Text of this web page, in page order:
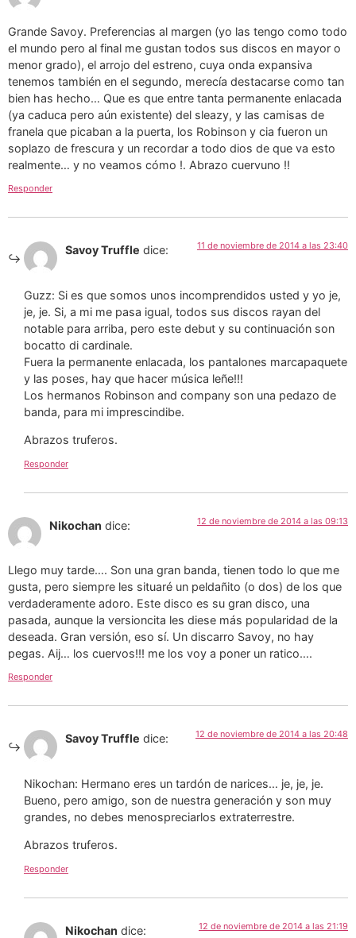
Grande Savoy. Preferencias al margen (yo las tengo como todo
el mundo pero al final me gustan todos sus discos en mayor o
menor grado), el arrojo del estreno, cuya onda expansiva
tenemos también en el segundo, merecía destacarse como tan
bien has hecho… Que es que entre tanta permanente enlacada
(ya caduca pero aún existente) del sleazy, y las camisas de
franela que picaban a la puerta, los Robinson y cia fueron un
soplazo de frescura y un recordar a todo dios de que va esto
realmente… y no veamos cómo !. Abrazo cuervuno !!
Responder
Savoy Truffle dice: 11 de noviembre de 2014 a las 23:40
Guzz: Si es que somos unos incomprendidos usted y yo je,
je, je. Si, a mi me pasa igual, todos sus discos rayan del
notable para arriba, pero este debut y su continuación son
bocatto di cardinale.
Fuera la permanente enlacada, los pantalones marcapaquete
y las poses, hay que hacer música leñe!!!
Los hermanos Robinson and company son una pedazo de
banda, para mi imprescindibe.
Abrazos truferos.
Responder
Nikochan dice: 12 de noviembre de 2014 a las 09:13
Llego muy tarde…. Son una gran banda, tienen todo lo que me
gusta, pero siempre les situaré un peldañito (o dos) de los que
verdaderamente adoro. Este disco es su gran disco, una
pasada, aunque la versioncita les diese más popularidad de la
deseada. Gran versión, eso sí. Un discarro Savoy, no hay
pegas. Aij… los cuervos!!! me los voy a poner un ratico….
Responder
Savoy Truffle dice: 12 de noviembre de 2014 a las 20:48
Nikochan: Hermano eres un tardón de narices… je, je, je.
Bueno, pero amigo, son de nuestra generación y son muy
grandes, no debes menospreciarlos extraterrestre.
Abrazos truferos.
Responder
Nikochan dice: 12 de noviembre de 2014 a las 21:19